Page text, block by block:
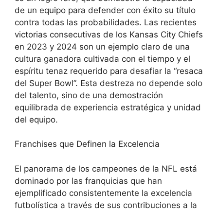
de un equipo para defender con éxito su título
contra todas las probabilidades. Las recientes
victorias consecutivas de los Kansas City Chiefs
en 2023 y 2024 son un ejemplo claro de una
cultura ganadora cultivada con el tiempo y el
espíritu tenaz requerido para desafiar la “resaca
del Super Bowl”. Esta destreza no depende solo
del talento, sino de una demostración
equilibrada de experiencia estratégica y unidad
del equipo.
Franchises que Definen la Excelencia
El panorama de los campeones de la NFL está
dominado por las franquicias que han
ejemplificado consistentemente la excelencia
futbolística a través de sus contribuciones a la